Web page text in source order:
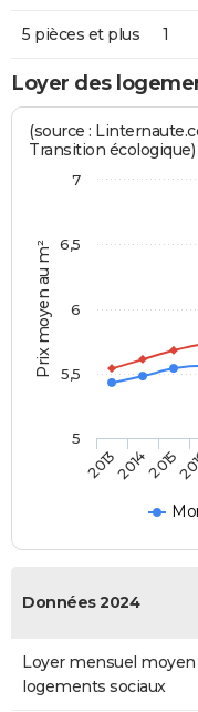
5 pièces et plus 1
Loyer des
Prix moyen au m²
(source :
Transition écologique)
201320142015
5,5
6
6,5
5
7
Données 2024
Loyer mensuel moyen
logements sociaux